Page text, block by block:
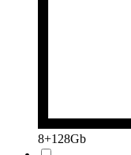
8+128Gb